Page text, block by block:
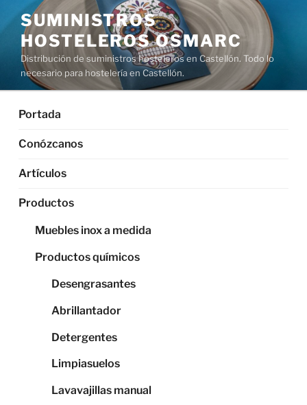
Saltar
al
contenido
SUMINISTROS
HOSTELEROS OSMARC
Distribución de suministros hosteleros en Castellón. Todo lo
necesario para hostelería en Castellón.
Portada
Conózcanos
Artículos
Productos
Muebles inox a medida
Productos químicos
Desengrasantes
Abrillantador
Detergentes
Limpiasuelos
Lavavajillas manual